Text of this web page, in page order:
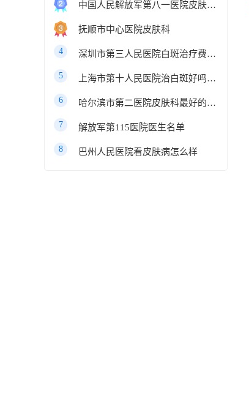
中国人民解放军第八一医院皮肤科最好的医生
抚顺市中心医院皮肤科
4 深圳市第三人民医院白斑治疗费用多少
5 上海市第十人民医院治白斑好吗知乎
6 哈尔滨市第二医院皮肤科最好的医生
7 解放军第115医院医生名单
8 巴州人民医院看皮肤病怎么样